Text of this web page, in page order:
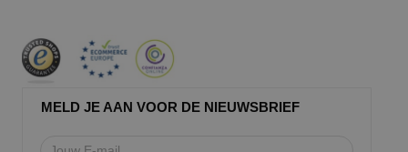
MELD JE AAN VOOR DE NIEUWSBRIEF